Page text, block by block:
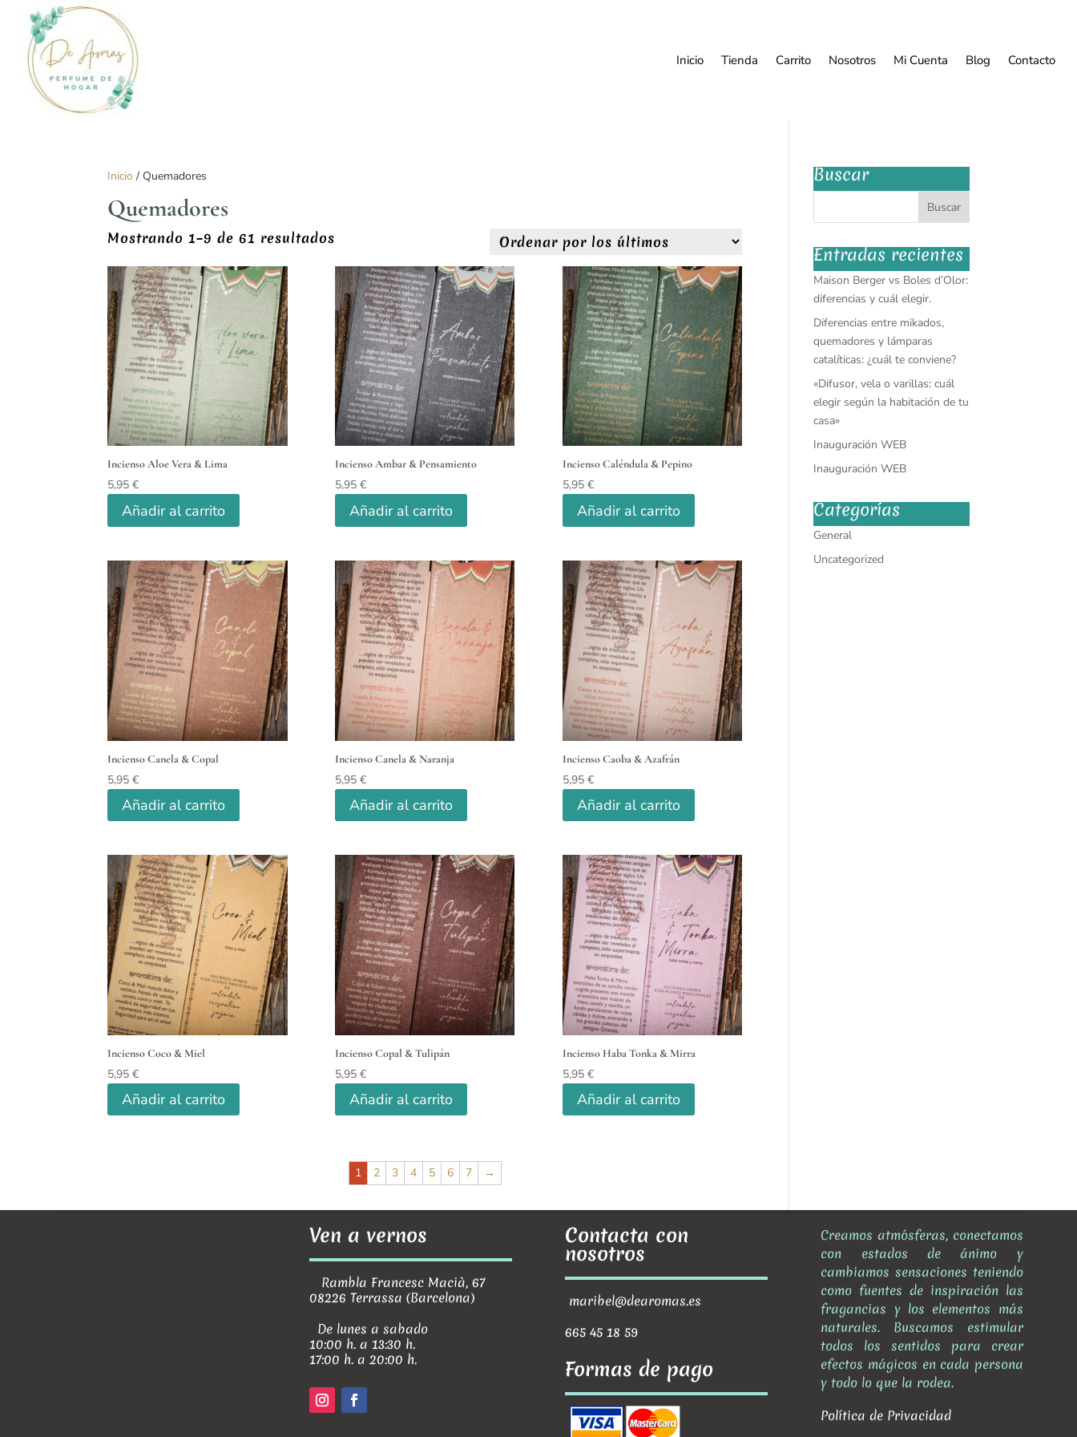
Inicio Tienda Carrito Nosotros Mi Cuenta Blog Contacto
Inicio / Quemadores
Quemadores
Mostrando 1–9 de 61 resultados
los
últimos
Incienso Aloe Vera & Lima
5,95€
Añadir al carrito
Incienso Ambar & Pensamiento
5,95 €
Añadir al carrito
Incienso Caléndula & Pepino
5,95 €
Añadir al carrito
Incienso Canela & Copal
5,95€
Añadir al carrito
Incienso Canela & Naranja
5,95 €
Añadir al carrito
Incienso Caoba & Azafrán
5,95 €
Añadir al carrito
Incienso Coco & Miel
5,95€
Añadir al carrito
Incienso Copal & Tulipán
5,95 €
Añadir al carrito
Incienso Haba Tonka & Mirra
5,95 €
Añadir al carrito
1 2 3 4 5 6 7 →
Buscar
Entradas recientes
Maison Berger vs Boles d’Olor:
diferencias y cuál elegir.
Diferencias entre mikados,
quemadores y lámparas
catalíticas: ¿cuál te conviene?
«Difusor, vela o varillas: cuál
elegir según la habitación de tu
casa»
Inauguración WEB
Inauguración WEB
Categorías
General
Uncategorized
Ven a vernos
Rambla Francesc Macià, 67
08226 Terrassa (Barcelona)
De lunes a sabado
10:00 h. a 13:30 h.
17:00 h. a 20:00 h.
Contacta con
nosotros
maribel@dearomas.es
665 45 18 59
Formas de pago
Creamos atmósferas, conectamos
con estados de ánimo y
cambiamos sensaciones teniendo
como fuentes de inspiración las
fragancias y los elementos más
naturales. Buscamos estimular
todos los sentidos para crear
efectos mágicos en cada persona
y todo lo que la rodea.
Política de Privacidad